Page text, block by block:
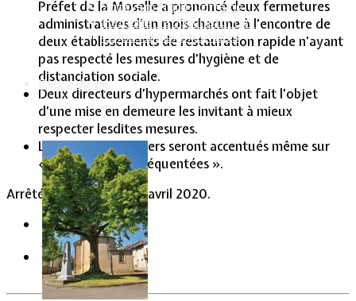
Sodevam Nord-Lorraine
Hambois, rappel historique
Le lotissement Hambois
Cadre de vie
Préfet de la Moselle a prononcé deux fermetures
administratives d’un mois chacune à l’encontre de
deux établissements de restauration rapide n’ayant
pas respecté les mesures d’hygiène et de
distanciation sociale.
Deux directeurs d’hypermarchés ont fait l’objet
d’une mise en demeure les invitant à mieux
respecter lesdites mesures.
Les contrôles routiers seront accentués même sur
« les routes peu fréquentées ».
Arrêté préfectoral du 9 avril 2020.